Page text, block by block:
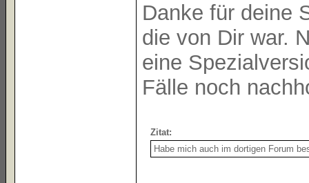
Danke für deine
die von Dir war.
eine
Fälle noch
Zitat:
Habe mich auch im dortigen Forum